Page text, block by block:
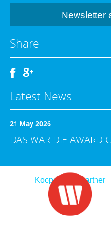
Share
Latest News
21 May 2026
DAS WAR DIE AWARD
Kooperationspartner